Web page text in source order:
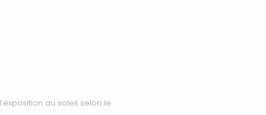
au soleil selon le